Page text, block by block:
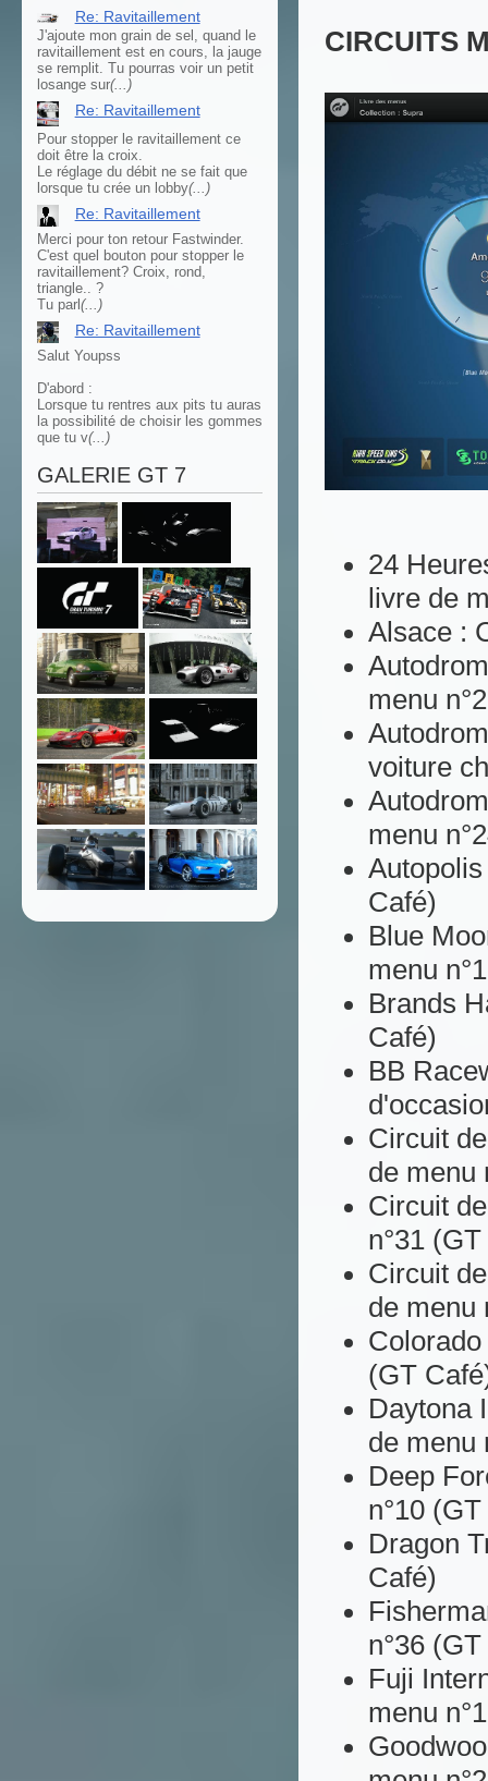
Re: Ravitaillement
J'ajoute mon grain de sel, quand le
ravitaillement est en cours, la jauge
se remplit. Tu pourras voir un petit
losange sur(...)
Re: Ravitaillement
Pour stopper le ravitaillement ce
doit être la croix.
Le réglage du débit ne se fait que
lorsque tu crée un lobby(...)
Re: Ravitaillement
Merci pour ton retour Fastwinder.
C'est quel bouton pour stopper le
ravitaillement? Croix, rond,
triangle.. ?
Tu parl(...)
Re: Ravitaillement
Salut Youpss
D'abord :
Lorsque tu rentres aux pits tu auras
la possibilité de choisir les gommes
que tu v(...)
GALERIE GT 7
CIRCUITS
24
livre de
Alsace :
menu
voiture
menu
Café)
Blue
menu
Brands
Café)
BB
Circuit
de menu
Circuit
n°31
Circuit
de menu
(GT
Daytona
de menu
Deep
n°10
Dragon
Café)
n°36
Fuji
menu